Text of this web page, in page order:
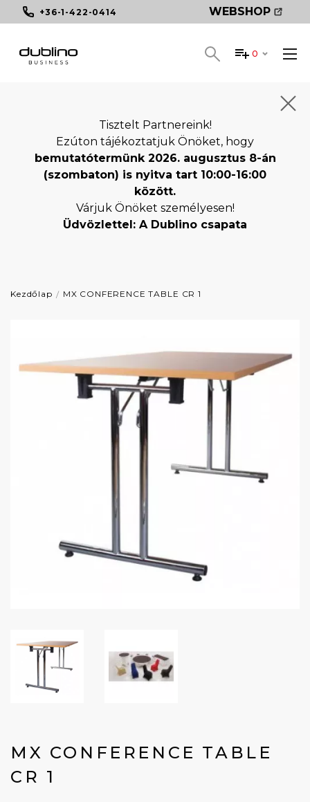
+36-1-422-0414 WEBSHOP
0
Tisztelt Partnereink!
Ezúton tájékoztatjuk Önöket, hogy
bemutatótermünk 2026. augusztus 8-án
(szombaton) is nyitva tart 10:00-16:00
között.
Várjuk Önöket személyesen!
Üdvözlettel: A Dublino csapata
Kezdőlap MX CONFERENCE TABLE CR 1
MX CONFERENCE TABLE
CR 1